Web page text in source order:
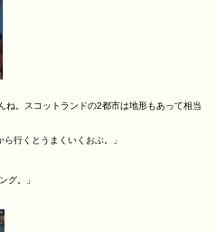
ね。スコットランドの2都市は地形もあって相当
行くとうまくいくおぶ。」
グ。」